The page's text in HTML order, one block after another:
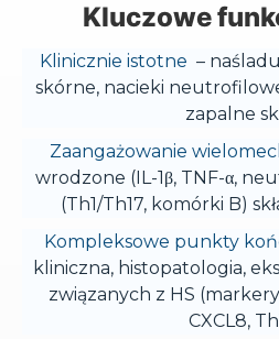
Kluczowe
Klinicznie istotne –
skórne, nacieki
zapalne
Zaangażowanie
wrodzone (IL-1β, TNF-α,
(Th1/Th17, komórki B)
Kompleksowe punkty
kliniczna, histopatologia,
związanych z HS (markery
CXCL8,